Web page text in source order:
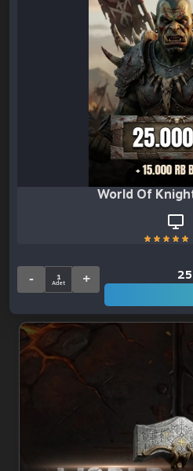
World Of